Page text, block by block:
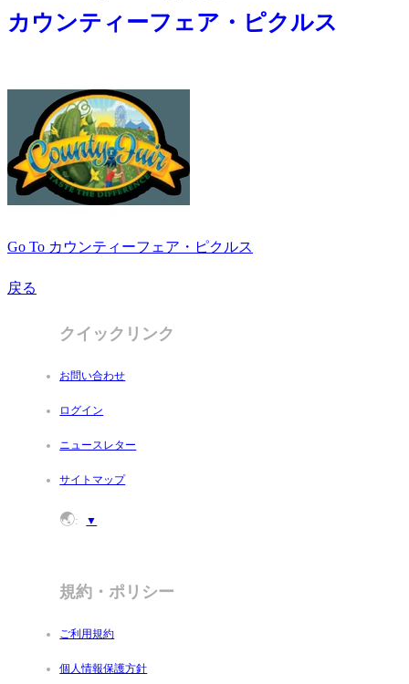
カウンティーフェア・ピクルス
Go To カウンティーフェア・ピクルス
戻る
クイックリンク
お問い合わせ
ログイン
ニュースレター
サイトマップ
🌏: ▼
規約・ポリシー
ご利用規約
個人情報保護方針